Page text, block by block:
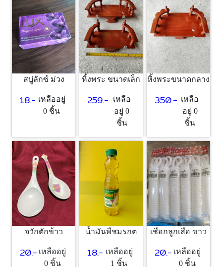
สบู่ลักซ์ ม่วง
18.- เหลืออยู่
0 ชิ้น
หิ้งพระ ขนาดเล็ก
259.-
เหลือ
อยู่ 0
ชิ้น
หิ้งพระขนาดกลาง
350.- เหลือ
อยู่ 0
ชิ้น
จวักตักข้าว
20.- เหลืออยู่
0 ชิ้น
น้ำมันพืชมรกต
18.- เหลืออยู่
1 ชิ้น
เชือกลูกเสือ ขาว
20.- เหลืออยู่
0 ชิ้น